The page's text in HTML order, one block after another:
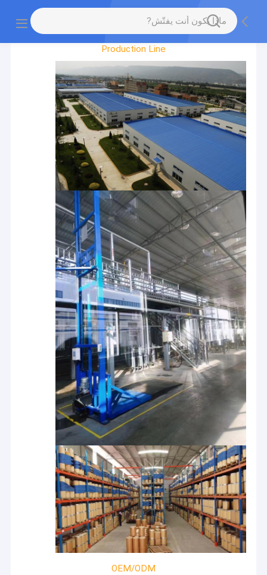
Factory Tour
Production Line
OEM/ODM